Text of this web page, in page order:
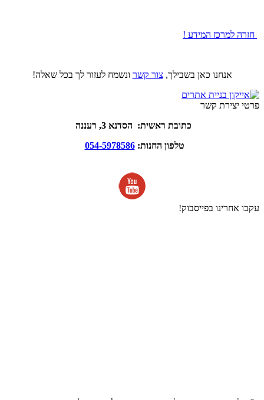
חזרה למרכז המידע !
אנחנו כאן בשבילך,צור קשר ונשמח לעזור לך בכל שאלה!
פרטי יצירת קשר
כתובת ראשית: הסדנא 3, רעננה
טלפון החנות:054-5978586
עקבו אחרינו בפייסבוק!